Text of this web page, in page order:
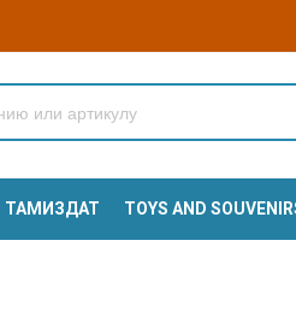
ТАМИЗДАТ TOYS AND